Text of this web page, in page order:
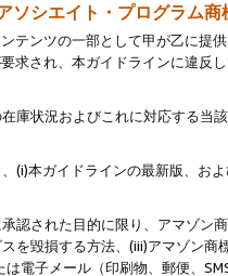
ソシエイト・プログラム
テンツの一部として甲が乙に提
求され、本ガイドラインに違反
庫状況およびこれに対応する
(i)本ガイドラインの最新版、お
認された目的に限り、アマゾン
を毀損する方法、(iii)アマゾン
電子メール（印刷物、郵便、